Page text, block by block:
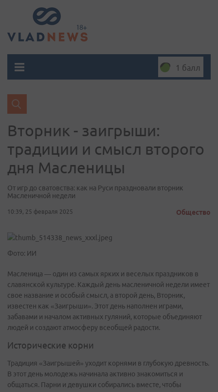
1 балл
Вторник - заигрыши:
традиции и смысл второго
дня Масленицы
От игр до сватовства: как на Руси праздновали вторник
Масленичной недели
10:39, 25 февраля 2025 Общество
Фото: ИИ
Масленица — один из самых ярких и веселых праздников в
славянской культуре. Каждый день масленичной недели имеет
свое название и особый смысл, а второй день, Вторник,
известен как «Заигрыши». Этот день наполнен играми,
забавами и началом активных гуляний, которые объединяют
людей и создают атмосферу всеобщей радости.
Исторические корни
Традиция «Заигрышей» уходит корнями в глубокую древность.
В этот день молодежь начинала активно знакомиться и
общаться. Парни и девушки собирались вместе, чтобы